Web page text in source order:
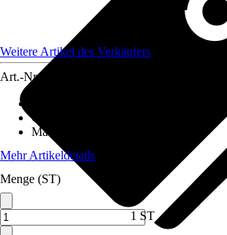
Weitere Artikel des Verkäufers
Art.-Nr.
Grundfarbe
Material
Mehr Artikeldetails
Menge (ST)
1 ST